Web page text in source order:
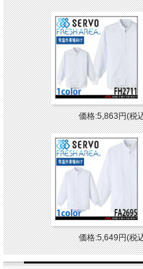
価格:5,863円(税
価格:5,649円(税